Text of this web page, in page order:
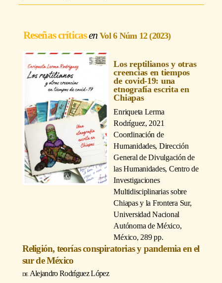
Reseñas críticas Vol 6 Núm 12 (2023)
Los reptilianos y otras
creencias en tiempos
de covid-19: una
etnografía escrita en
Chiapas
Enriqueta Lerma
Rodríguez, 2021
Coordinación de
Humanidades, Dirección
General de Divulgación de
las Humanidades, Centro de
Investigaciones
Multidisciplinarias sobre
Chiapas y la Frontera Sur,
Universidad Nacional
Autónoma de México,
México, 289 pp.
Religión, teorías conspiratorias y pandemia en el
sur de México
Alejandro Rodríguez López